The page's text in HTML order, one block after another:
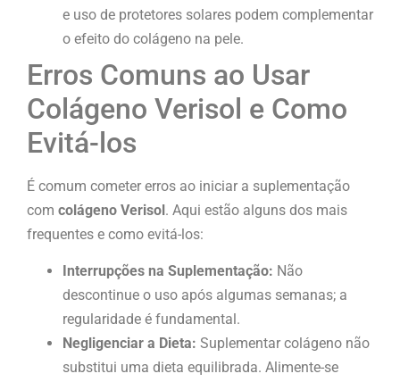
e uso de protetores solares podem complementar
o efeito do colágeno na pele.
Erros Comuns ao Usar
Colágeno Verisol e Como
Evitá-los
É comum cometer erros ao iniciar a suplementação
com colágeno Verisol. Aqui estão alguns dos mais
frequentes e como evitá-los:
Interrupções na Suplementação: Não
descontinue o uso após algumas semanas; a
regularidade é fundamental.
Negligenciar a Dieta: Suplementar colágeno não
substitui uma dieta equilibrada. Alimente-se